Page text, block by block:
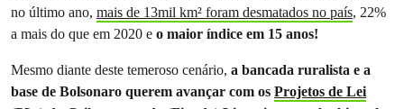
no último ano, mais de 13mil km² foram desmatados no país, 22%
a mais do que em 2020 e o maior índice em 15 anos!
Mesmo diante deste temeroso cenário, a bancada ruralista e a
base de Bolsonaro querem avançar com os Projetos de Lei